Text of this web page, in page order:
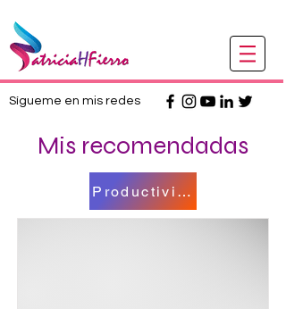
Sígueme en mis redes
Mis recomendadas
Productividad